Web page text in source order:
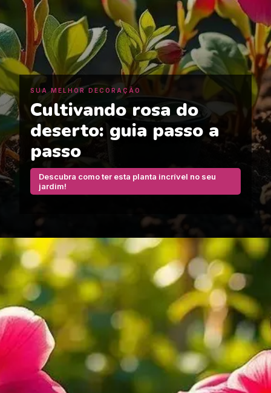
SUA MELHOR DECORAÇÃO
Cultivando rosa do
deserto: guia passo a
passo
Descubra como ter esta planta incrível no seu
jardim!